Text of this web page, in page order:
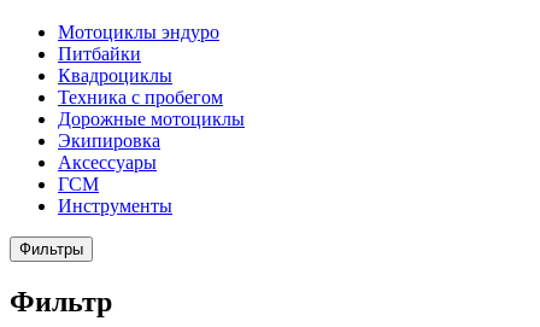
Мотоциклы эндуро
Питбайки
Квадроциклы
Техника с пробегом
Дорожные мотоциклы
Экипировка
Аксессуары
ГСМ
Инструменты
Фильтры
Фильтр